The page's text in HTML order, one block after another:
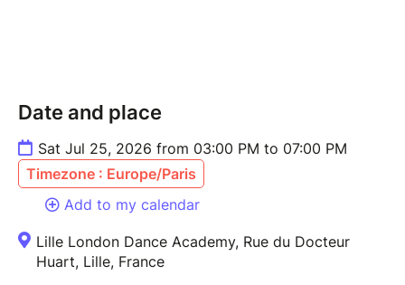
Date and place
Sat Jul 25, 2026 from 03:00 PM to 07:00 PM
Timezone : Europe/Paris
Add to my calendar
Lille London Dance Academy, Rue du Docteur
Huart, Lille, France